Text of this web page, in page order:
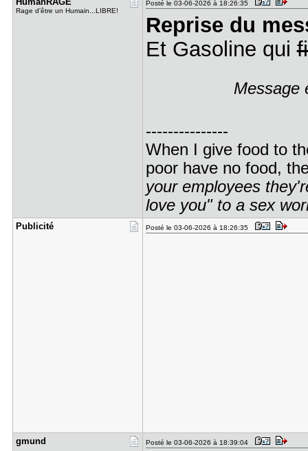
Rage d'être un Humain...LIBRE!
Posté le 03-06-2026 à 18:26:35
Reprise du
Et Gasoline qui
Message
---------------
When I give food to
poor have no food,
your employees
love you" to a sex
Publicité Posté le 03-06-2026 à 18:26:35
gmund Posté le 03-06-2026 à 18:39:04